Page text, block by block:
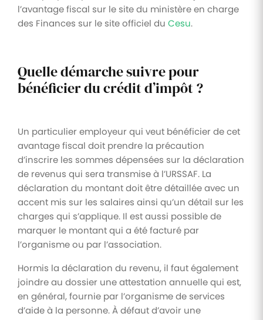
l’avantage fiscal sur le site du ministère en charge
des Finances sur le site officiel du Cesu.
Quelle démarche suivre pour
bénéficier du crédit d’impôt ?
Un particulier employeur qui veut bénéficier de cet
avantage fiscal doit prendre la précaution
d’inscrire les sommes dépensées sur la déclaration
de revenus qui sera transmise à l’URSSAF. La
déclaration du montant doit être détaillée avec un
accent mis sur les salaires ainsi qu’un détail sur les
charges qui s’applique. Il est aussi possible de
marquer le montant qui a été facturé par
l’organisme ou par l’association.
Hormis la déclaration du revenu, il faut également
joindre au dossier une attestation annuelle qui est,
en général, fournie par l’organisme de services
d’aide à la personne. À défaut d’avoir une